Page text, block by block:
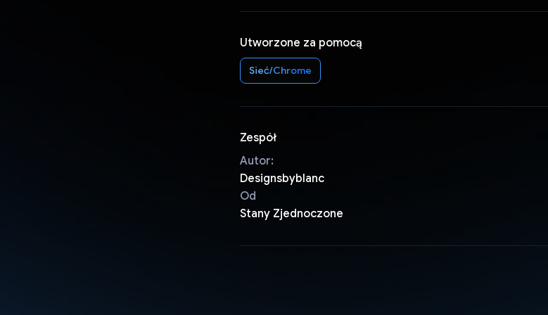
Utworzone za pomocą
Sieć/Chrome
Zespół
Autor:
Designsbyblanc
Od
Stany Zjednoczone